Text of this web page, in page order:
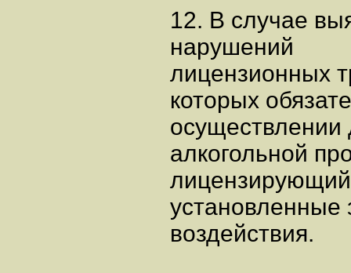
12. В случае
нарушений
лицензионных
которых
осуществлении
алкогольной
установленные
воздействия.